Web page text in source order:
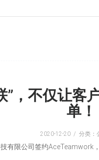
，不仅让客
单！
2020-12-20 分类：
有限公司签约